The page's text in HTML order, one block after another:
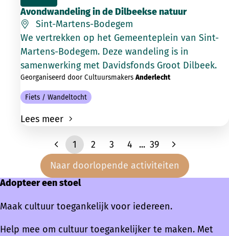
Avondwandeling in de Dilbeekse natuur
Sint-Martens-Bodegem
We vertrekken op het Gemeenteplein van Sint-
Martens-Bodegem. Deze wandeling is in
samenwerking met Davidsfonds Groot Dilbeek.
Georganiseerd door CultuursmakersAnderlecht
Fiets / Wandeltocht
Lees meer
1 2 3 4 ... 39
Naar doorlopende activiteiten
Adopteer een stoel
Maak cultuur toegankelijk voor iedereen.
Help mee om cultuur toegankelijker te maken. Met